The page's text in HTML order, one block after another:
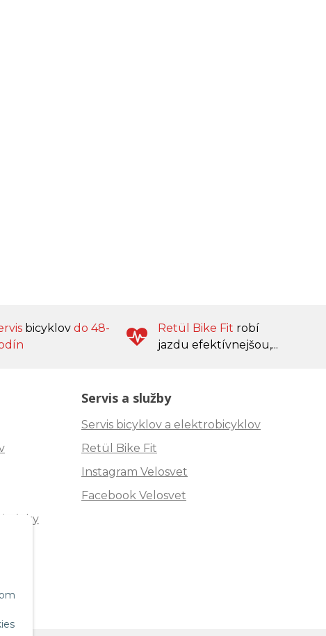
bicyklov do 48-
Retül Bike Fit robí
jazdu efektívnejšou,...
Servis a služby
Servis bicyklov a elektrobicyklov
Retül Bike Fit
Instagram Velosvet
Facebook Velosvet